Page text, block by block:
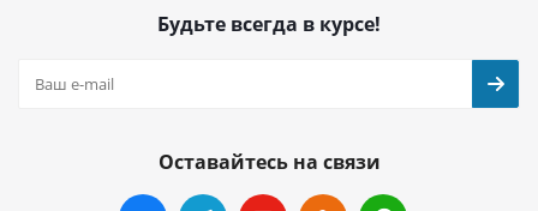
Будьте всегда в курсе!
Оставайтесь на связи